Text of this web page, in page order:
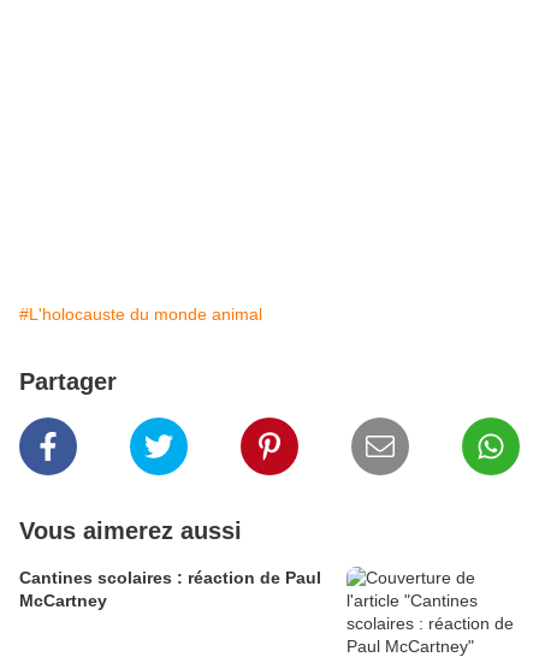
#L'holocauste du monde animal
Partager
Vous aimerez aussi
Cantines scolaires : réaction de Paul
McCartney